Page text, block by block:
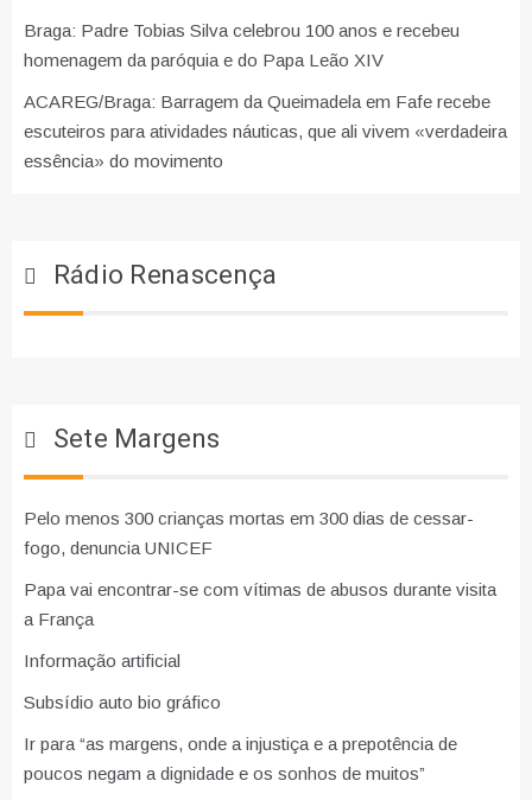
Braga: Padre Tobias Silva celebrou 100 anos e recebeu
homenagem da paróquia e do Papa Leão XIV
ACAREG/Braga: Barragem da Queimadela em Fafe recebe
escuteiros para atividades náuticas, que ali vivem «verdadeira
essência» do movimento
Rádio Renascença
Sete Margens
Pelo menos 300 crianças mortas em 300 dias de cessar-
fogo, denuncia UNICEF
Papa vai encontrar-se com vítimas de abusos durante visita
a França
Informação artificial
Subsídio auto bio gráfico
Ir para “as margens, onde a injustiça e a prepotência de
poucos negam a dignidade e os sonhos de muitos”